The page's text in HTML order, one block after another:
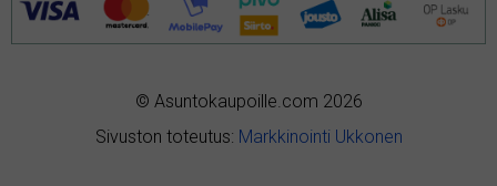
© Asuntokaupoille.com 2026
Sivuston toteutus: Markkinointi Ukkonen